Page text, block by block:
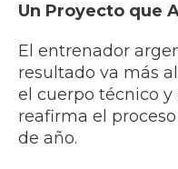
Un Proyecto que
El entrenador
resultado va más
el cuerpo técnico
reafirma el
de año.